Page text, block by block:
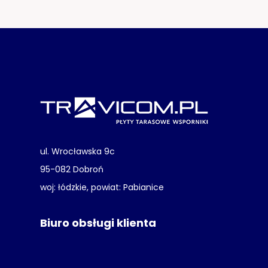
ul. Wrocławska 9c
95-082 Dobroń
woj: łódzkie, powiat: Pabianice
Biuro obsługi klienta